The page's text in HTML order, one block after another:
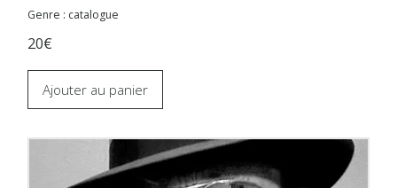
Genre : catalogue
20€
Ajouter au panier